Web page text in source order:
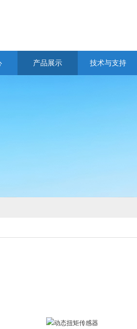
产品展示 技术与支持